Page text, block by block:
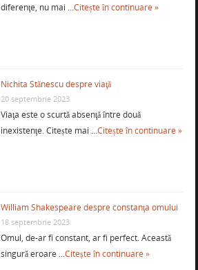
diferenţe, nu mai …Citește în continuare »
Nichita Stănescu despre viaţă
20 septembrie 2023
Viaţa este o scurtă absenţă între două
inexistenţe. Citește mai …Citește în continuare »
William Shakespeare despre constanţa omului
18 septembrie 2023
Omul, de-ar fi constant, ar fi perfect. Această
singură eroare …Citește în continuare »